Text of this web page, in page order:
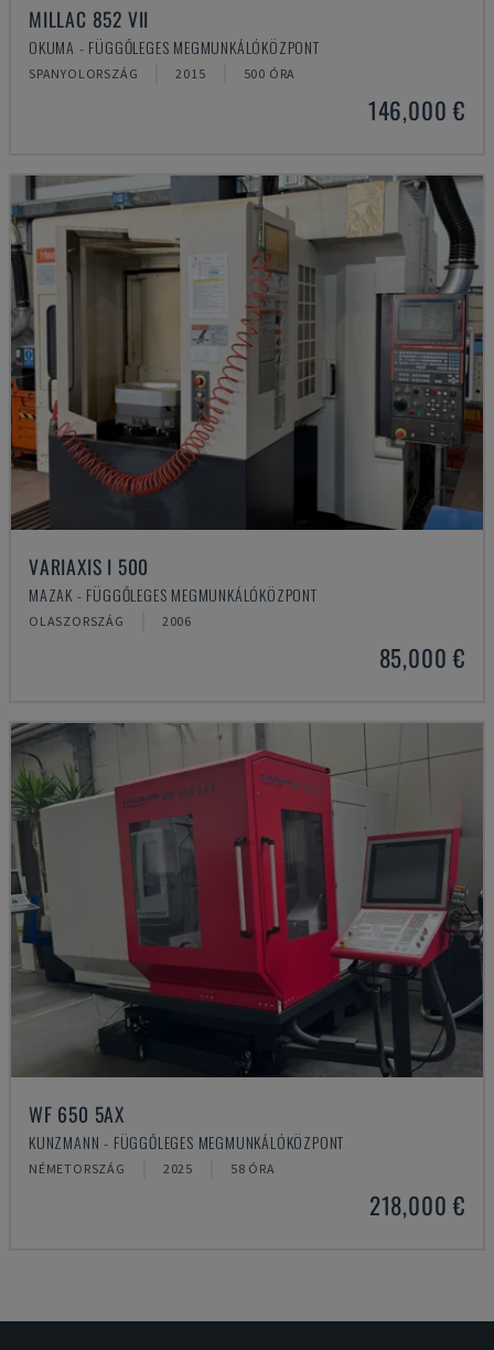
MILLAC 852 VII
OKUMA - FÜGGŐLEGES MEGMUNKÁLÓKÖZPONT
SPANYOLORSZÁG 2015 500 ÓRA
146,000 €
VARIAXIS I 500
MAZAK - FÜGGŐLEGES MEGMUNKÁLÓKÖZPONT
OLASZORSZÁG 2006
85,000 €
WF 650 5AX
KUNZMANN - FÜGGŐLEGES MEGMUNKÁLÓKÖZPONT
NÉMETORSZÁG 2025 58 ÓRA
218,000 €